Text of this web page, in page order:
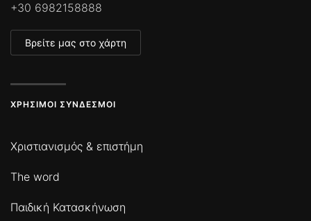
+30 6982158888
Βρείτε μας στο χάρτη
ΧΡΉΣΙΜΟΙ ΣΎΝΔΕΣΜΟΙ
Χριστιανισμός & επιστήμη
The word
Παιδική Κατασκήνωση